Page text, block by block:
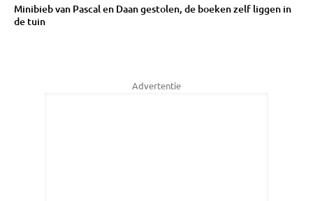
Minibieb van Pascal en Daan gestolen, de boeken zelf liggen in
de tuin
Advertentie